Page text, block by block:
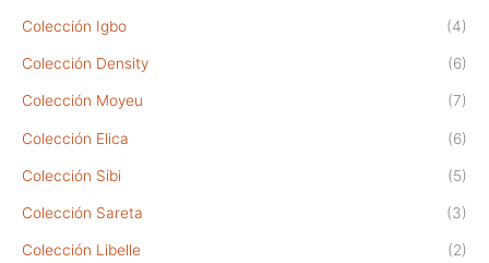
Colección Igbo (4)
Colección Density (6)
Colección Moyeu (7)
Colección Elica (6)
Colección Sibi (5)
Colección Sareta (3)
Colección Libelle (2)